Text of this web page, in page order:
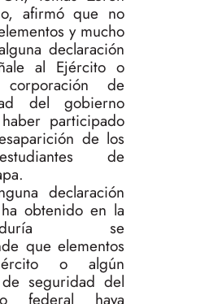
afirmó que no
y mucho
declaración
al Ejército o
corporación de
del gobierno
participado
de los
de
declaración
obtenido en la
se
que elementos
o algún
seguridad del